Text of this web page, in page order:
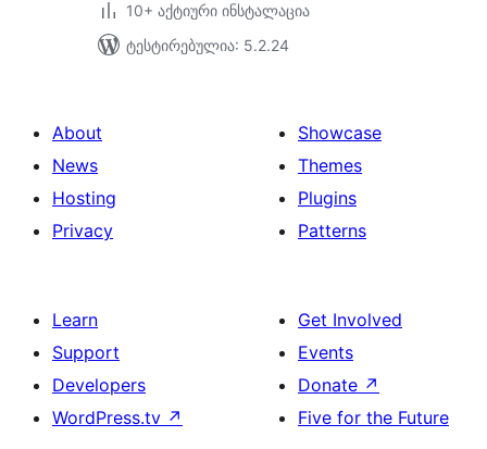
10+ აქტიური ინსტალაცია
ტესტირებულია: 5.2.24
About
News
Hosting
Privacy
Showcase
Themes
Plugins
Patterns
Learn
Support
Developers
WordPress.tv ↗
Get Involved
Events
Donate ↗
Five for the Future